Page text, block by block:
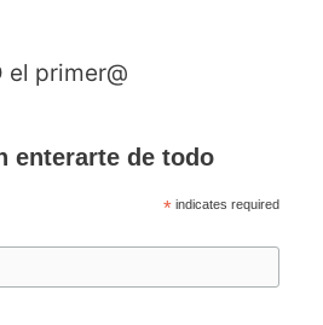
el primer@
enterarte de todo
* indicates required